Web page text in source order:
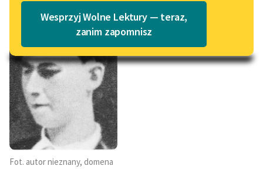
Lektury szkolne i klasyka
literatury do słuchania dla
uczennic i uczniów z
niepełnosprawnościami
E-kolekcja lektur
szkolnych i literatury do
słuchania dla uczennic i
uczniów z
niepełnosprawnościami
Katalog w formacie PDF
Wesprzyj Wolne Lektury — teraz,
zanim zapomnisz
Fot. autor nieznany, domena
Andrzej
Trzebiński